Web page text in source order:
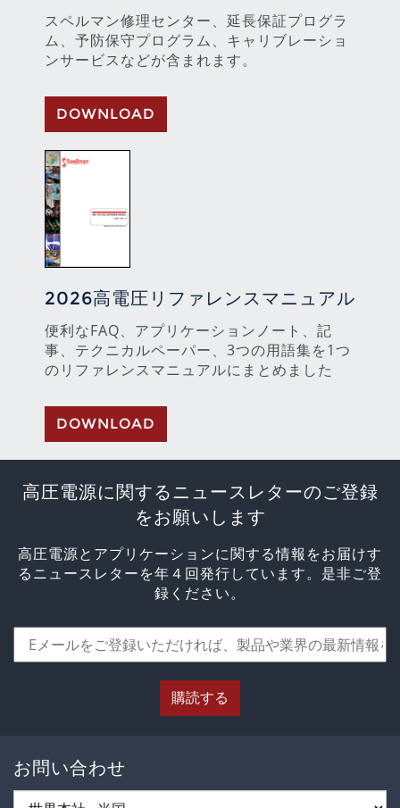
スペルマン修理センター、延長保証プログラ
ム、予防保守プログラム、キャリブレーショ
ンサービスなどが含まれます。
DOWNLOAD
2026高電圧リファレンスマニュアル
便利なFAQ、アプリケーションノート、記
事、テクニカルペーパー、3つの用語集を1つ
のリファレンスマニュアルにまとめました
DOWNLOAD
高圧電源に関するニュースレターのご登録
をお願いします
高圧電源とアプリケーションに関する情報をお届けす
るニュースレターを年４回発行しています。是非ご登
録ください。
購読する
お問い合わせ